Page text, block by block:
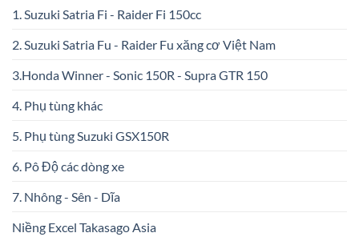
1. Suzuki Satria Fi - Raider Fi 150cc
2. Suzuki Satria Fu - Raider Fu xăng cơ Việt Nam
3.Honda Winner - Sonic 150R - Supra GTR 150
4. Phụ tùng khác
5. Phụ tùng Suzuki GSX150R
6. Pô Độ các dòng xe
7. Nhông - Sên - Dĩa
Niềng Excel Takasago Asia